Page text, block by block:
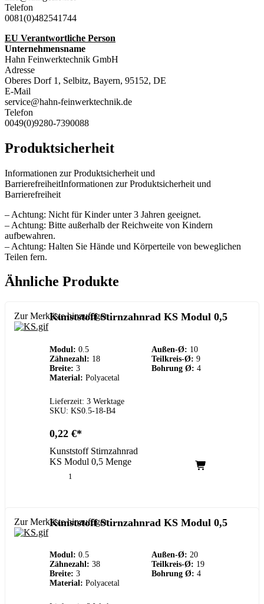
Telefon
0081(0)482541744
EU Verantwortliche Person
Unternehmensname
Hahn Feinwerktechnik GmbH
Adresse
Oberes Dorf 1, Selbitz, Bayern, 95152, DE
E-Mail
service@hahn-feinwerktechnik.de
Telefon
0049(0)9280-7390088
Produktsicherheit
Informationen zur Produktsicherheit und
BarrierefreiheitInformationen zur Produktsicherheit und
Barrierefreiheit
– Achtung: Nicht für Kinder unter 3 Jahren geeignet.
– Achtung: Bitte außerhalb der Reichweite von Kindern
aufbewahren.
– Achtung: Halten Sie Hände und Körperteile von beweglichen
Teilen fern.
Ähnliche Produkte
Zur Merkliste hinzufügen
Kunststoff Stirnzahnrad KS Modul 0,5
Modul: 0.5 Außen-Ø: 10
Zähnezahl: 18 Teilkreis-Ø: 9
Breite: 3 Bohrung Ø: 4
Material: Polyacetal
Lieferzeit: 3 Werktage
SKU: KS0.5-18-B4
0,22 €
Kunststoff Stirnzahnrad
KS Modul 0,5 Menge
Zur Merkliste hinzufügen
Kunststoff Stirnzahnrad KS Modul 0,5
Modul: 0.5 Außen-Ø: 20
Zähnezahl: 38 Teilkreis-Ø: 19
Breite: 3 Bohrung Ø: 4
Material: Polyacetal